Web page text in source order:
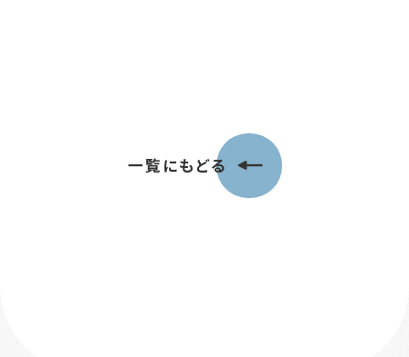
一覧にもどる